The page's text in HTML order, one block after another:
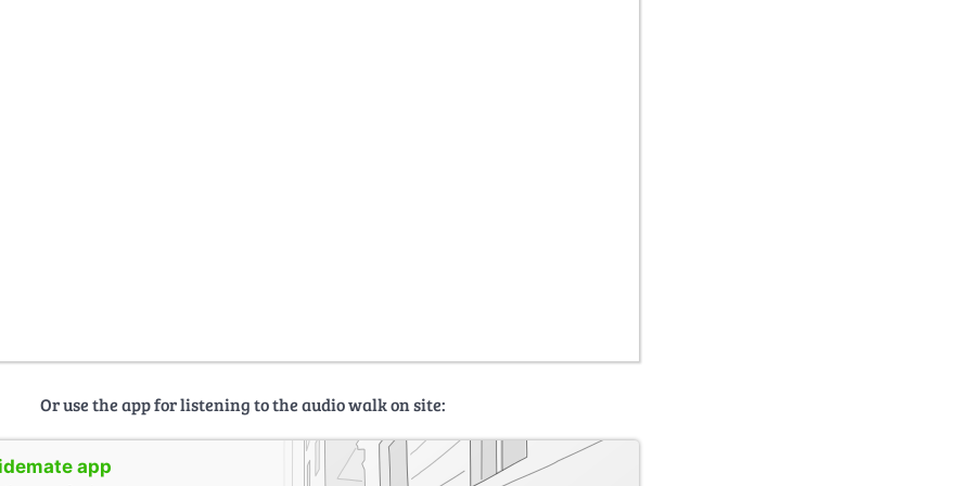
Or use the app for listening to the audio walk on site:
app